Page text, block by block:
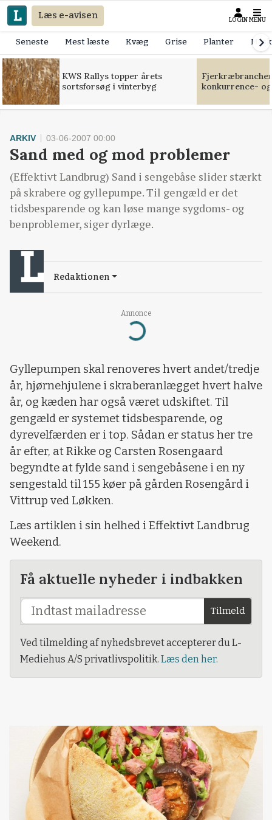
Læs e-avisen LOGIN MENU
Seneste Mest læste Kvæg Grise Planter
KWS Rallys topper årets
sortsforsøg i vinterbyg
konkurrence-
Annonce
Loading...
ARKIV 03-06-2007 00:00
Sand med og mod problemer
(Effektivt Landbrug) Sand i sengebåse slider stærkt
på skrabere og gyllepumpe. Til gengæld er det
tidsbesparende og kan løse mange sygdoms- og
benproblemer, siger dyrlæge.
Redaktionen
Gyllepumpen skal renoveres hvert andet/tredje
år, hjørnehjulene i skraberanlægget hvert halve
år, og kæden har også været udskiftet. Til
gengæld er systemet tidsbesparende, og
dyrevelfærden er i top. Sådan er status her tre
år efter, at Rikke og Carsten Rosengaard
begyndte at fylde sand i sengebåsene i en ny
sengestald til 155 køer på gården Rosengård i
Vittrup ved Løkken.
Læs artiklen i sin helhed i Effektivt Landbrug
Weekend.
Få aktuelle nyheder i indbakken
Tilmeld
Ved tilmelding af nyhedsbrevet accepterer du L-
Mediehus A/S privatlivspolitik. Læs den her.